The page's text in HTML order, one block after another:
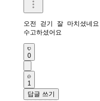
오전 걷기 잘 마치셨네요
수고하셨어요
0
1
답글 쓰기